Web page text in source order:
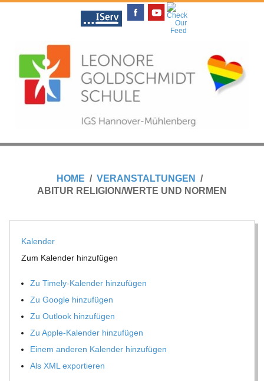
L
N
O
R
E
HOME
VERANSTALTUNGEN
ABITUR RELIGION/WERTE UND NORMEN
Kalen­der
Zum Kalen­der hinzufügen
Zu Timely-Kalen­der hinzufügen
Zu Google hinzufügen
Zu Out­look hinzufügen
Zu Apple-Kalen­der hinzufügen
Einem ande­ren Kalen­der hinzufügen
Als XML exportieren